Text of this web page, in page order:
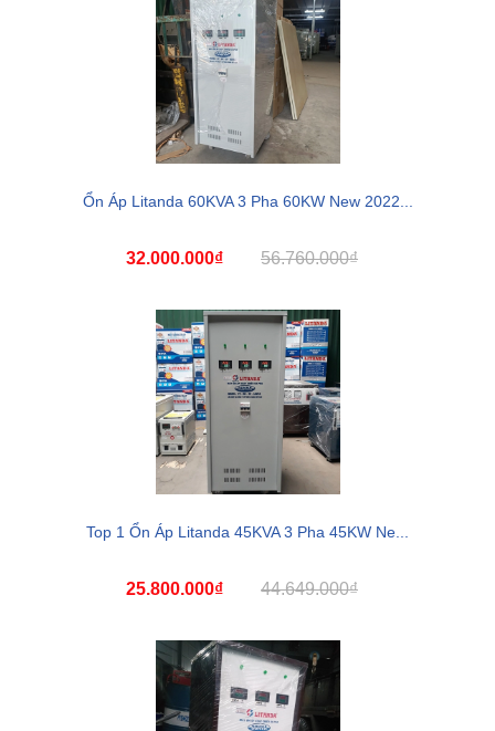
Ổn Áp Litanda 60KVA 3 Pha 60KW New 2022...
32.000.000₫ 56.760.000₫
Top 1 Ổn Áp Litanda 45KVA 3 Pha 45KW Ne...
25.800.000₫ 44.649.000₫